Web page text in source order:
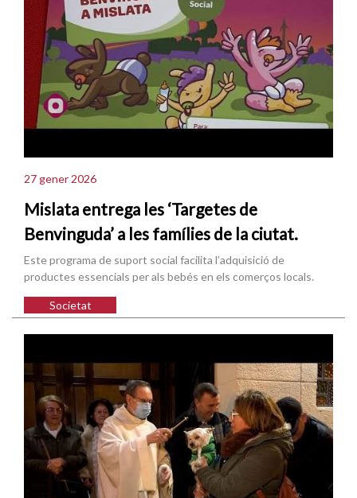
27 gener 2026
Mislata entrega les ‘Targetes de
Benvinguda’ a les famílies de la ciutat.
Este programa de suport social facilita l’adquisició de
productes essencials per als bebés en els comerços locals.
Societat